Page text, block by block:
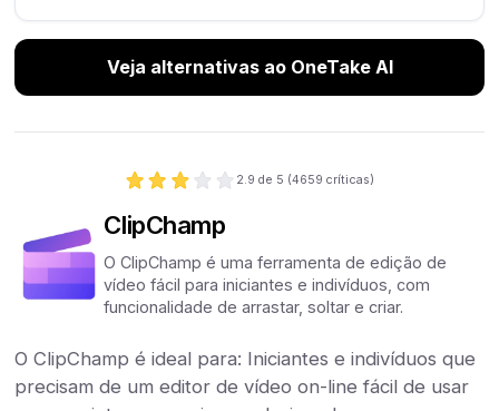
Veja alternativas ao OneTake AI
2.9 de 5 (4659 críticas)
ClipChamp
O ClipChamp é uma ferramenta de edição de
vídeo fácil para iniciantes e indivíduos, com
funcionalidade de arrastar, soltar e criar.
O ClipChamp é ideal para: Iniciantes e indivíduos que
precisam de um editor de vídeo on-line fácil de usar